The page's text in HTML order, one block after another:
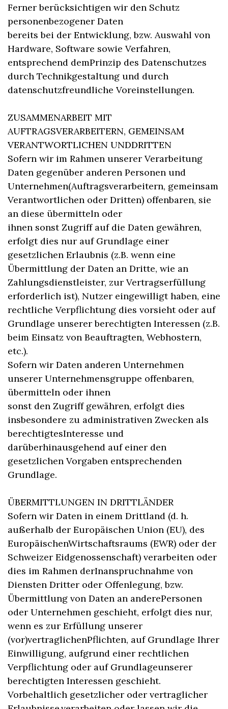
Ferner berücksichtigen wir den Schutz
personenbezogener Daten
bereits bei der Entwicklung, bzw. Auswahl von
Hardware, Software sowie Verfahren,
entsprechend demPrinzip des Datenschutzes
durch Technikgestaltung und durch
datenschutzfreundliche Voreinstellungen.
ZUSAMMENARBEIT MIT
AUFTRAGSVERARBEITERN, GEMEINSAM
VERANTWORTLICHEN UNDDRITTEN
Sofern wir im Rahmen unserer Verarbeitung
Daten gegenüber anderen Personen und
Unternehmen(Auftragsverarbeitern, gemeinsam
Verantwortlichen oder Dritten) offenbaren, sie
an diese übermitteln oder
ihnen sonst Zugriff auf die Daten gewähren,
erfolgt dies nur auf Grundlage einer
gesetzlichen Erlaubnis (z.B. wenn eine
Übermittlung der Daten an Dritte, wie an
Zahlungsdienstleister, zur Vertragserfüllung
erforderlich ist), Nutzer eingewilligt haben, eine
rechtliche Verpflichtung dies vorsieht oder auf
Grundlage unserer berechtigten Interessen (z.B.
beim Einsatz von Beauftragten, Webhostern,
etc.).
Sofern wir Daten anderen Unternehmen
unserer Unternehmensgruppe offenbaren,
übermitteln oder ihnen
sonst den Zugriff gewähren, erfolgt dies
insbesondere zu administrativen Zwecken als
berechtigtesInteresse und
darüberhinausgehend auf einer den
gesetzlichen Vorgaben entsprechenden
Grundlage.
ÜBERMITTLUNGEN IN DRITTLÄNDER
Sofern wir Daten in einem Drittland (d. h.
außerhalb der Europäischen Union (EU), des
EuropäischenWirtschaftsraums (EWR) oder der
Schweizer Eidgenossenschaft) verarbeiten oder
dies im Rahmen derInanspruchnahme von
Diensten Dritter oder Offenlegung, bzw.
Übermittlung von Daten an anderePersonen
oder Unternehmen geschieht, erfolgt dies nur,
wenn es zur Erfüllung unserer
(vor)vertraglichenPflichten, auf Grundlage Ihrer
Einwilligung, aufgrund einer rechtlichen
Verpflichtung oder auf Grundlageunserer
berechtigten Interessen geschieht.
Vorbehaltlich gesetzlicher oder vertraglicher